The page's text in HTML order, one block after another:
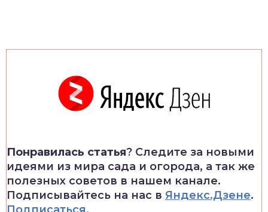
Понравилась статья? Следите за новыми
идеями из мира сада и огорода, а так же
полезных советов в нашем канале.
Подписывайтесь на нас в Яндекс.Дзене.